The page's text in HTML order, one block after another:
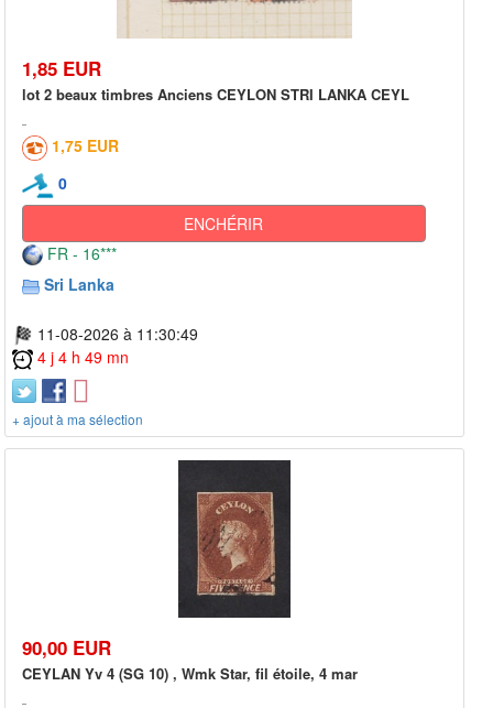
1,85 EUR
lot 2 beaux timbres Anciens CEYLON STRI LANKA CEYL
1,75 EUR
0
ENCHÉRIR
FR - 16***
Sri Lanka
11-08-2026 à 11:30:49
4 j 4 h 49 mn
+ ajout à ma sélection
90,00 EUR
CEYLAN Yv 4 (SG 10) , Wmk Star, fil étoile, 4 mar